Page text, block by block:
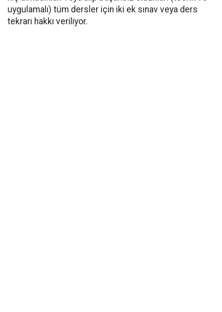
uygulamalı) tüm dersler için iki ek sınav veya ders
tekrarı hakkı veriliyor.